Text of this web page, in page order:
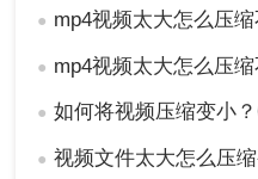
四、使用命令行工具
FFmpeg是一款强大的命
视频压缩。
● mp4视频太大怎么压缩不影
● mp4视频太大怎么压缩不影响
● 如何将视频压缩变小
● 视频文件太大怎么压缩变小？